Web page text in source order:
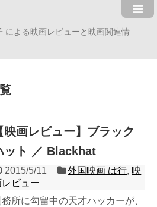
による映画レビューと映画関連情
映画レビュー】ブラック
ット ／ Blackhat
2015/5/11 外国映画 は行, 映
レビュー
所に勾留中の天才ハッカーが、